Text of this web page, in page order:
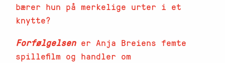
bærer hun på merkelige urter i et
knytte?
Forfølgelsener Anja Breiens femte
spillefilm og handler om